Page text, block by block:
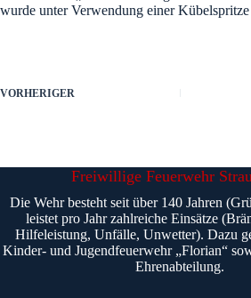
wurde unter Verwendung einer Kübelspritze
VORHERIGER
Freiwillige Feuerwehr
Die Wehr besteht seit über 140 Jahren
leistet pro Jahr zahlreiche Einsätze
Hilfeleistung, Unfälle, Unwetter). Dazu
Kinder- und Jugendfeuerwehr „Florian“
Ehrenabteilung.